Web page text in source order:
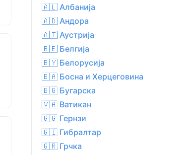
🇦🇱 Албанија
🇦🇩 Андора
🇦🇹 Аустрија
🇧🇪 Белгија
🇧🇾 Белорусија
🇧🇦 Босна и Херцеговина
🇧🇬 Бугарска
🇻🇦 Ватикан
🇬🇬 Гернзи
🇬🇮 Гибралтар
🇬🇷 Грчка